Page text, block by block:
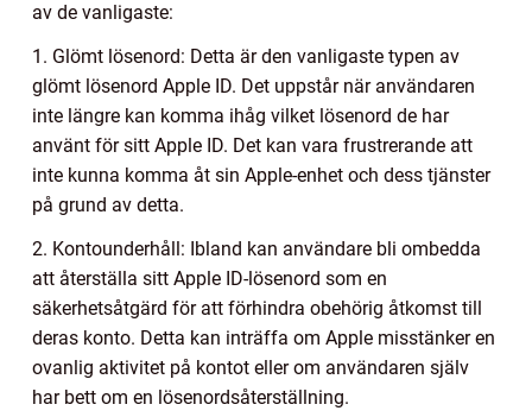
av de vanligaste:
1. Glömt lösenord: Detta är den vanligaste typen av
glömt lösenord Apple ID. Det uppstår när användaren
inte längre kan komma ihåg vilket lösenord de har
använt för sitt Apple ID. Det kan vara frustrerande att
inte kunna komma åt sin Apple-enhet och dess tjänster
på grund av detta.
2. Kontounderhåll: Ibland kan användare bli ombedda
att återställa sitt Apple ID-lösenord som en
säkerhetsåtgärd för att förhindra obehörig åtkomst till
deras konto. Detta kan inträffa om Apple misstänker en
ovanlig aktivitet på kontot eller om användaren själv
har bett om en lösenordsåterställning.